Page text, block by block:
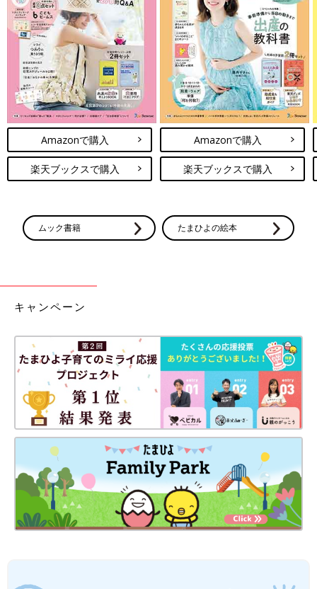
仕切りを外せば車高が高いミニカーも入る
フィットします。仕切りは取り外し可能なので、車高が高いミニ
わが家ではミニカーの数に合わせて、「木製仕切りケース」を三
Amazonで購入
楽天ブックスで購入
Amazonで購入
楽天ブックスで購入
ムック書籍 たまひよの絵本
キャンペーン